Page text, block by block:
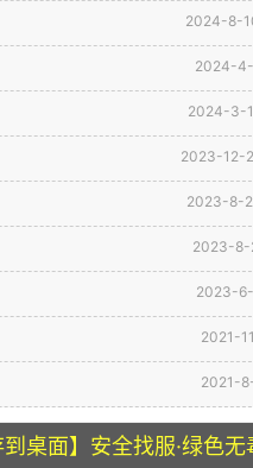
2024-8-
2024-
2024-3-
2023-12-
2023-8-
2023-8-
2023-
2021-
2021-
桌面】安全找服·绿色无